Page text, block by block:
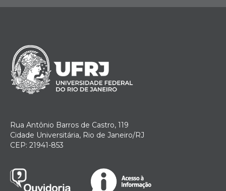
Rua Antônio Barros de Castro, 119
Cidade Universitária, Rio de Janeiro/RJ
CEP: 21941-853